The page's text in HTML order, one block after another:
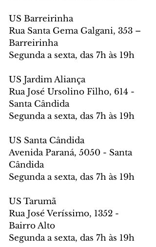
US Barreirinha
Rua Santa Gema Galgani, 353 –
Barreirinha
Segunda a sexta, das 7h às 19h
US Jardim Aliança
Rua José Ursolino Filho, 614 -
Santa Cândida
Segunda a sexta, das 7h às 19h
US Santa Cândida
Avenida Paraná, 5050 - Santa
Cândida
Segunda a sexta, das 7h às 19h
US Tarumã
Rua José Veríssimo, 1352 -
Bairro Alto
Segunda a sexta, das 7h às 19h